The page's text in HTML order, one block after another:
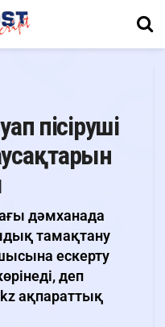
пісіруші
дәмханада
тамақтану
ескерту
деп
ақпараттық